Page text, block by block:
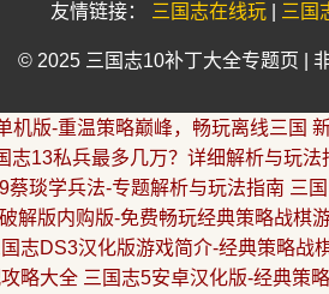
友情链接： 三国志在线玩 三国
© 2025 三国志10补丁大全专题页 |
机版-重温策略巅峰，畅玩离线三国
志13私兵最多几万？详细解析与玩法
蔡琰学兵法-专题解析与玩法指南 三
解版内购版-免费畅玩经典策略战棋
志DS3汉化版游戏简介-经典策略战
略大全 三国志5安卓汉化版-经典策